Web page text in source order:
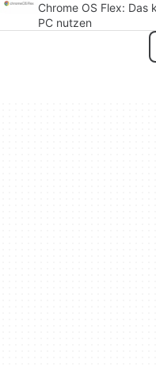
Chrome OS Flex: Das
PC nutzen